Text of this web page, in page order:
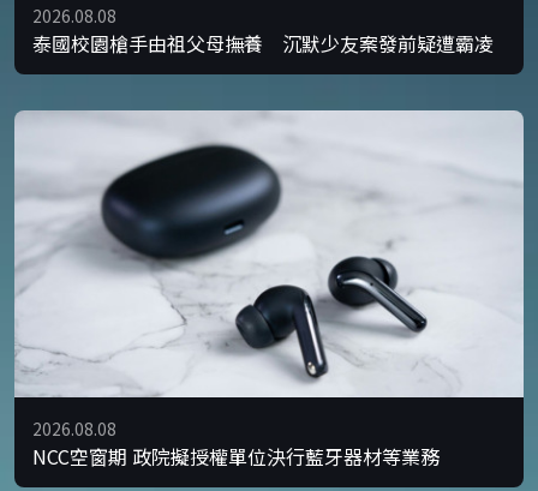
2026.08.08
泰國校園槍手由祖父母撫養 沉默少友案發前疑遭霸凌
2026.08.08
NCC空窗期 政院擬授權單位決行藍牙器材等業務